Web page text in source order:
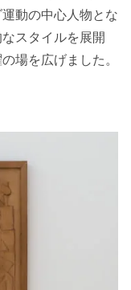
動の中心人物とな
スタイルを展開
場を広げました。